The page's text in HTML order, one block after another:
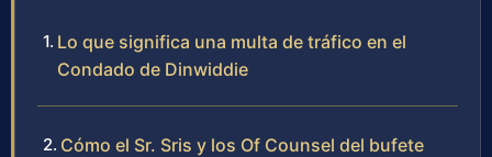
Lo que significa una multa de tráfico en el
Condado de Dinwiddie
Cómo el Sr. Sris y los Of Counsel del bufete